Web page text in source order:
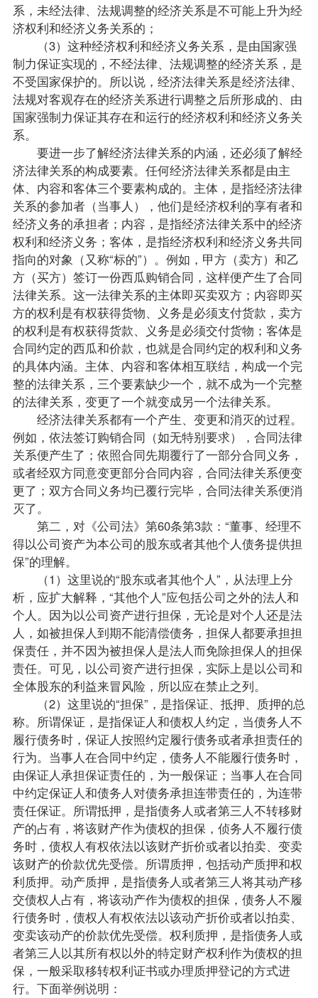
系，未经法律、法规调整的经济关系是不可能上升为经
济权利和经济义务关系的；
（3）这种经济权利和经济义务关系，是由国家强
制力保证实现的，不经法律、法规调整的经济关系，是
不受国家保护的。所以说，经济法律关系是经济法律、
法规对客观存在的经济关系进行调整之后所形成的、由
国家强制力保证其存在和运行的经济权利和经济义务关
系。
要进一步了解经济法律关系的内涵，还必须了解经
济法律关系的构成要素。任何经济法律关系都是由主
体、内容和客体三个要素构成的。主体，是指经济法律
关系的参加者（当事人），他们是经济权利的享有者和
经济义务的承担者；内容，是指经济法律关系中的经济
权利和经济义务；客体，是指经济权利和经济义务共同
指向的对象（又称“标的”）。例如，甲方（卖方）和乙
方（买方）签订一份西瓜购销合同，这样便产生了合同
法律关系。这一法律关系的主体即买卖双方；内容即买
方的权利是有权获得货物、义务是必须支付货款，卖方
的权利是有权获得货款、义务是必须交付货物；客体是
合同约定的西瓜和价款，也就是合同约定的权利和义务
的具体内涵。主体、内容和客体相互联结，构成一个完
整的法律关系，三个要素缺少一个，就不成为一个完整
的法律关系，变更了一个就变成另一个法律关系。
经济法律关系都有一个产生、变更和消灭的过程。
例如，依法签订购销合同（如无特别要求），合同法律
关系便产生了；依照合同先期覆行了一部分合同义务，
或者经双方同意变更部分合同内容，合同法律关系便变
更了；双方合同义务均已覆行完毕，合同法律关系便消
灭了。
第二，对《公司法》第60条第3款：“董事、经理不
得以公司资产为本公司的股东或者其他个人债务提供担
保”的理解。
（1）这里说的“股东或者其他个人”，从法理上分
析，应扩大解释，“其他个人”应包括公司之外的法人和
个人。因为以公司资产进行担保，无论是对个人还是法
人，如被担保人到期不能清偿债务，担保人都要承担担
保责任，并不因为被担保人是法人而免除担保人的担保
责任。可见，以公司资产进行担保，实际上是以公司和
全体股东的利益来冒风险，所以应在禁止之列。
（2）这里说的“担保”，是指保证、抵押、质押的总
称。所谓保证，是指保证人和债权人约定，当债务人不
履行债务时，保证人按照约定履行债务或者承担责任的
行为。当事人在合同中约定，债务人不能履行债务时，
由保证人承担保证责任的，为一般保证；当事人在合同
中约定保证人和债务人对债务承担连带责任的，为连带
责任保证。所谓抵押，是指债务人或者第三人不转移财
产的占有，将该财产作为债权的担保，侦务人不履行债
务时，债权人有权依法以该财产折价或者以拍卖、变卖
该财产的价款优先受偿。所谓质押，包括动产质押和权
利质押。动产质押，是指债务人或者第三人将其动产移
交债权人占有，将该动产作为债权的担保，债务人不履
行债务时，债权人有权依法以该动产折价或者以拍卖、
变卖该动产的价款优先受偿。权利质押，是指债务人或
者第三人以其所有权以外的特定财产权利作为债权的担
保，一般采取移转权利证书或办理质押登记的方式进
行。下面举例说明：